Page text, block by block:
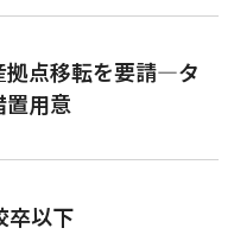
拠点移転を要請—タ
用意
卒以下